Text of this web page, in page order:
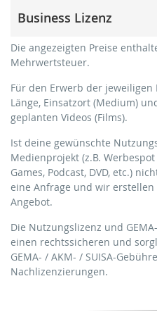
Personen
Eigenmarketing
innerhalb eines
eines Abonnement-Dienstes)
Streaming/Ausstrahlung über
Twitch, etc. + eigene Website
keine Sublizenzierung des
keine mechanische
Download der Titel zur
Business Lizenz
für Freiberufler und
(Fitnessstudios, Sport Vereine,
Eigenmarketing
direktes Geldverdienen mit
eines kostenpflichtigen
Abonnement-Dienstes)
Streaming/Ausstrahlung
einschließlich: Facebook,
Twitch, etc. + gewerbliche
Sublizenzierung des Videos
mechanische Vervielfältigung
Download der Titel zur
Die angezeigten Preise
Mehrwertsteuer.
Für den Erwerb der
Länge, Einsatzort (Medium)
geplanten Videos (Films).
Ist deine gewünschte
Medienprojekt (z.B.
Games, Podcast, DVD, etc.)
eine Anfrage und wir
Angebot.
Die Nutzungslizenz und
einen rechtssicheren und
GEMA- / AKM- / SUISA-
Nachlizenzierungen.